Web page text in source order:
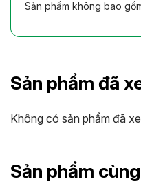
Sản phẩm không bao
Sản phẩm đã
Không có sản phẩm đã
Sản phẩm